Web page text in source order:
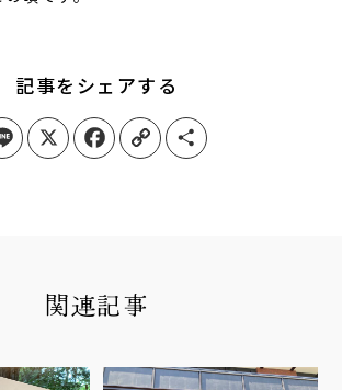
記事をシェアする
Line X Facebook Copy Link Share
関連記事